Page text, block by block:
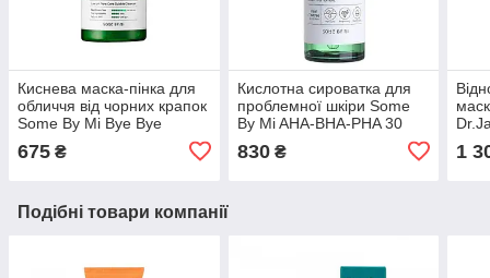
Киснева маска-пінка для
обличчя від чорних крапок
Some By Mi Bye Bye
Blackhead 30 Days Miracle
Green Tea Tox
675 ₴
Кислотна сироватка для
проблемної шкіри Some
By Mi AHA-BHA-PHA 30
Days Miracle Serum 50мл
830₴ 1
Подібні товари компанії